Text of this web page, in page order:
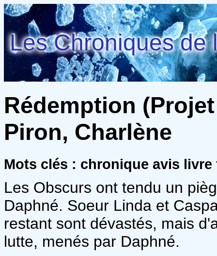
Les Chroniques de
Rédemption
Piron, Charlène
Mots clés : chronique avis
Les Obscurs ont tendu un
Daphné. Soeur Linda et
restant sont dévastés, mais
lutte, menés par Daphné.